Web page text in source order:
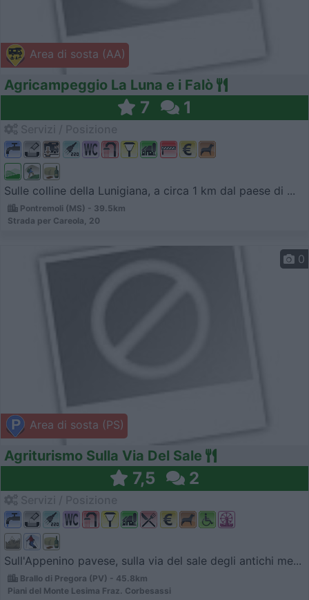
Area di sosta (AA)
Agricampeggio La Luna e i Falò
7 1
Sulle colline della Lunigiana, a circa 1 km dal paese di ...
Pontremoli (MS) - 39.5km
Strada per Careola, 20
Area di sosta (PS)
0
Agriturismo Sulla Via Del Sale
7,5 2
Sull'Appenino pavese, sulla via del sale degli antichi me...
Brallo di Pregora (PV) - 45.8km
Piani del Monte Lesima Fraz. Corbesassi